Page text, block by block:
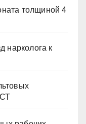
толщиной 4
нарколога к